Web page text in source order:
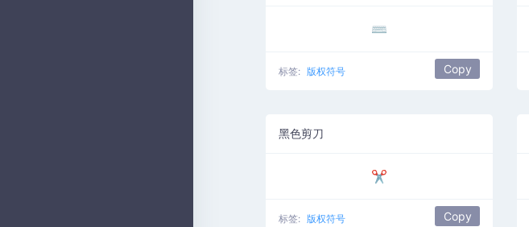
⌨
标签: 版权符号 Copy
黑色剪刀
✂
标签: 版权符号 Copy